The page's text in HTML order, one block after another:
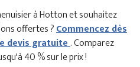
à Hotton et souhaitez
offertes ?Commencez dès
devis gratuite. Comparez
40 % sur le prix !